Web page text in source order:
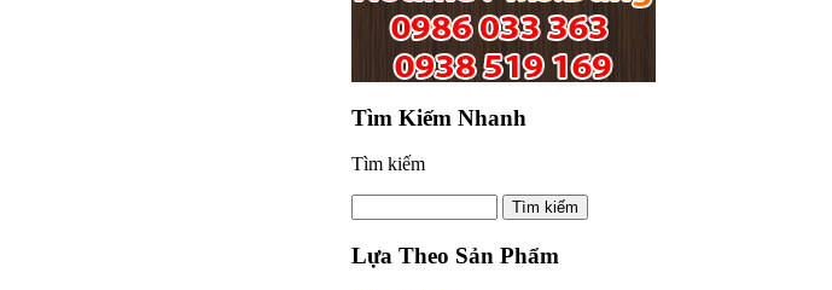
Tìm Kiếm Nhanh
Tìm kiếm
Lựa Theo Sản Phẩm